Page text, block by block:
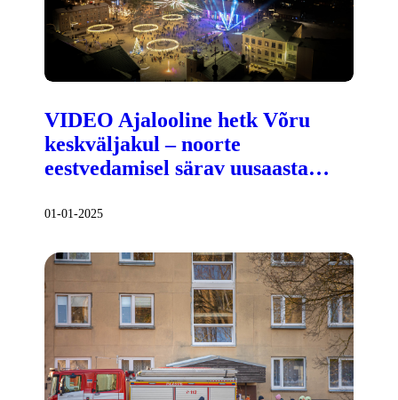
VIDEO Ajalooline hetk Võru
keskväljakul – noorte
eestvedamisel särav uusaasta…
01-01-2025